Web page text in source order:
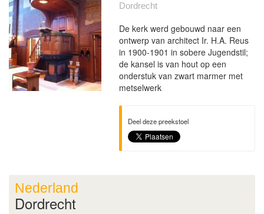
Dordrecht
De kerk werd gebouwd naar een
ontwerp van architect Ir. H.A. Reus
in 1900-1901 in sobere Jugendstil;
de kansel is van hout op een
onderstuk van zwart marmer met
metselwerk
Deel deze preekstoel
Nederland
Dordrecht